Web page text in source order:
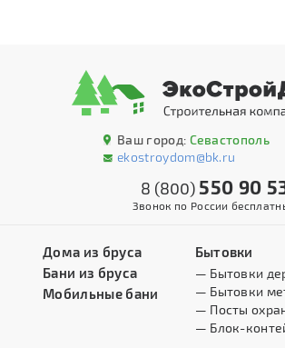
Ваш город: Севастополь
ekostroydom@bk.ru
8 (800) 550 90
Звонок по России
Дома из бруса
Бани из бруса
Мобильные бани
Бытовки
— Бытовки
— Бытовки
— Посты
— Блок-